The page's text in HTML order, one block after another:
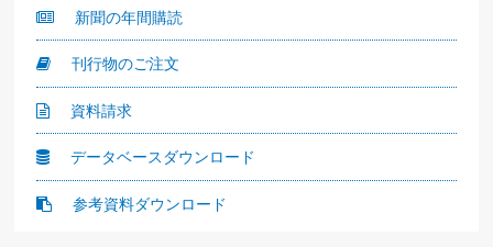
新聞の年間購読
刊行物のご注文
資料請求
データベースダウンロード
参考資料ダウンロード